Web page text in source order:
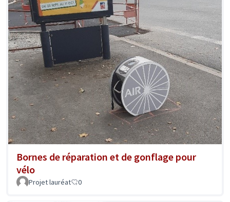
Bornes de réparation et de gonflage pour
vélo
Projet lauréat 0